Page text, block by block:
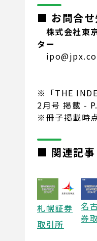
■ お問合せ
株式会社東
ター
※「THE
2月号 掲載 -
※冊子掲載時
■ 関連記事
札幌証券
取引所
名
券